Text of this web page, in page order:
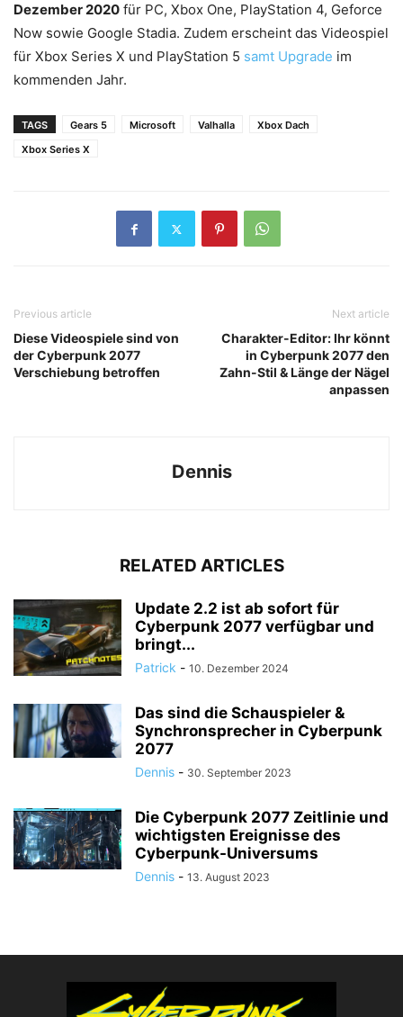
Dezember 2020 für PC, Xbox One, PlayStation 4, Geforce
Now sowie Google Stadia. Zudem erscheint das Videospiel
für Xbox Series X und PlayStation 5 samt Upgrade im
kommenden Jahr.
TAGS Gears 5 Microsoft Valhalla
Xbox Dach
Xbox Series X
Previous article
Diese Videospiele sind von
der Cyberpunk 2077
Verschiebung betroffen
Next article
Charakter-Editor: Ihr könnt
in Cyberpunk 2077 den
Zahn-Stil & Länge der Nägel
anpassen
Dennis
RELATED ARTICLES
Update 2.2 ist ab sofort für
Cyberpunk 2077 verfügbar und
bringt...
Patrick - 10. Dezember 2024
Das sind die Schauspieler &
Synchronsprecher in Cyberpunk
2077
Dennis - 30. September 2023
Die Cyberpunk 2077 Zeitlinie und
wichtigsten Ereignisse des
Cyberpunk-Universums
Dennis - 13. August 2023